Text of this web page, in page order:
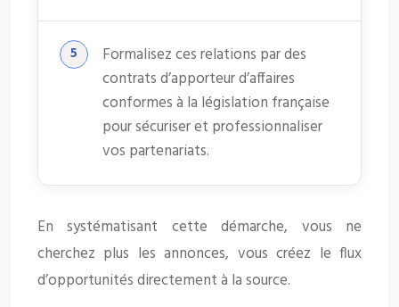
Formalisez ces relations par des
contrats d’apporteur d’affaires
conformes à la législation française
pour sécuriser et professionnaliser
vos partenariats.
En systématisant cette démarche, vous ne
cherchez plus les annonces, vous créez le flux
d’opportunités directement à la source.